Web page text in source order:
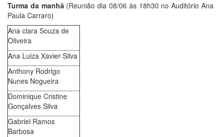
Turma da manhã (Reunião dia 08/06 às 18h30 no Auditório Ana
Paula Carraro)
Ana clara Souza de
Oliveira
Ana Luiza Xavier Silva
Anthony Rodrigo
Nunes Nogueira
Dominique Cristine
Gonçalves Silva
Gabriel Ramos
Barbosa